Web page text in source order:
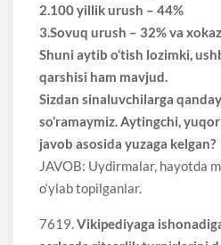
2.100 yillik urush – 44%
3.Sovuq urush – 32% va
Shuni aytib o‘tish lozimki,
qarshisi ham mavjud.
Sizdan sinaluvchilarga
so‘ramaymiz. Aytingchi,
javob asosida yuzaga kelgan?
JAVOB: Uydirmalar, hayotda
o‘ylab topilganlar.
7619.Vikipediyaga